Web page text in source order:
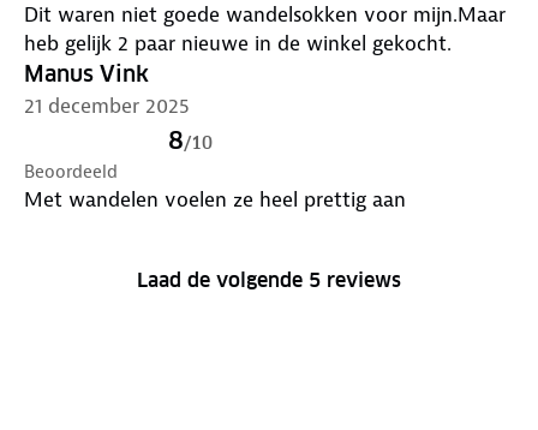
Dit waren niet goede wandelsokken voor mijn.Maar
heb gelijk 2 paar nieuwe in de winkel gekocht.
Manus Vink
21 december 2025
8/10
Beoordeeld
Met wandelen voelen ze heel prettig aan
Laad de volgende 5 reviews